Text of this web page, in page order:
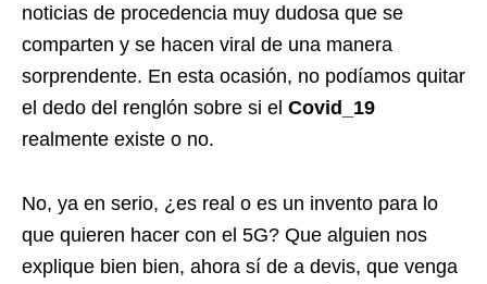
noticias de procedencia muy dudosa que se
comparten y se hacen viral de una manera
sorprendente. En esta ocasión, no podíamos quitar
el dedo del renglón sobre si el Covid_19
realmente existe o no.
No, ya en serio, ¿es real o es un invento para lo
que quieren hacer con el 5G? Que alguien nos
explique bien bien, ahora sí de a devis, que venga